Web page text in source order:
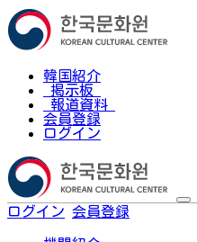
韓国紹介
掲示板
報道資料
会員登録
ログイン
ログイン 会員登録